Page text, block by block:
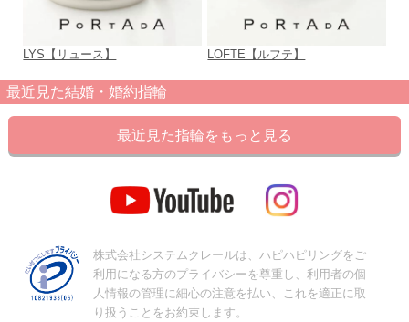
LYS【リュース】 LOFTE【ルフテ】
最近見た結婚・婚約指輪
最近見た指輪をもっと見る
株式会社システムクレールは、ハピハピリングをご
利用になる方のプライバシーを尊重し、利用者の個
人情報の管理に細心の注意を払い、これを適正に取
り扱うことをお約束します。